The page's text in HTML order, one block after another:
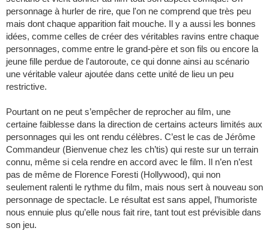
personnage à hurler de rire, que l'on ne comprend que très peu
mais dont chaque apparition fait mouche. Il y a aussi les bonnes
idées, comme celles de créer des véritables ravins entre chaque
personnages, comme entre le grand-père et son fils ou encore la
jeune fille perdue de l'autoroute, ce qui donne ainsi au scénario
une véritable valeur ajoutée dans cette unité de lieu un peu
restrictive.
Pourtant on ne peut s’empêcher de reprocher au film, une
certaine faiblesse dans la direction de certains acteurs limités aux
personnages qui les ont rendu célèbres. C’est le cas de Jérôme
Commandeur (Bienvenue chez les ch’tis) qui reste sur un terrain
connu, même si cela rendre en accord avec le film. Il n’en n’est
pas de même de Florence Foresti (Hollywood), qui non
seulement ralenti le rythme du film, mais nous sert à nouveau son
personnage de spectacle. Le résultat est sans appel, l’humoriste
nous ennuie plus qu’elle nous fait rire, tant tout est prévisible dans
son jeu.